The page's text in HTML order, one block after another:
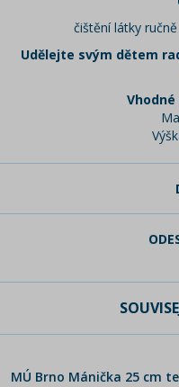
čištění látky
Udělejte svým dětem
Vhodné
MÚ Brno Mánička 25 cm